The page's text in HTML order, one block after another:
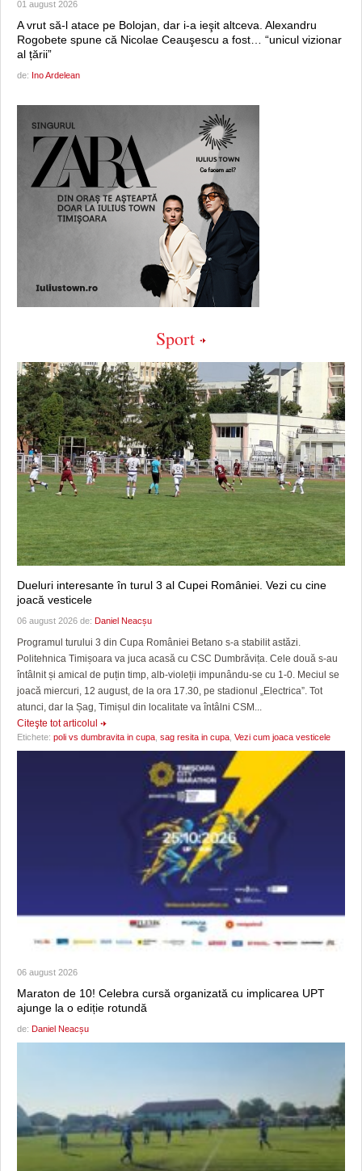
01 august 2026
A vrut să-l atace pe Bolojan, dar i-a ieşit altceva. Alexandru
Rogobete spune că Nicolae Ceauşescu a fost… “unicul vizionar
al țării”
de: Ino Ardelean
Sport
Dueluri interesante în turul 3 al Cupei României. Vezi cu cine
joacă vesticele
06 august 2026 de: Daniel Neacșu
Programul turului 3 din Cupa României Betano s-a stabilit astăzi.
Politehnica Timișoara va juca acasă cu CSC Dumbrăvița. Cele două s-au
întâlnit și amical de puțin timp, alb-violeții impunându-se cu 1-0. Meciul se
joacă miercuri, 12 august, de la ora 17.30, pe stadionul „Electrica”. Tot
atunci, dar la Șag, Timișul din localitate va întâlni CSM...
Citeşte tot articolul
Etichete: poli vs dumbravita in cupa sag resita in cupa Vezi cum joaca vesticele
06 august 2026
Maraton de 10! Celebra cursă organizată cu implicarea UPT
ajunge la o ediție rotundă
de: Daniel Neacșu